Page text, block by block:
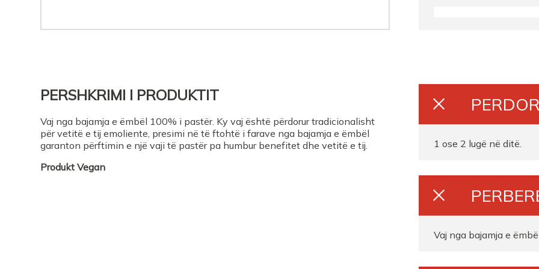
FARMACI Albana
Farmaci Dite Nate 100
Farmaci ORANGE 002
Farmaci SUBRA
Farmaci GJIKNURI
PERSHKRIMI I PRODUKTIT
Vaj nga bajamja e ëmbël 100% i pastër. Ky vaj është përdorur tradicionalisht
për vetitë e tij emoliente, presimi në të ftohtë i farave nga bajamja e ëmbël
garanton përftimin e një vaji të pastër pa humbur benefitet dhe vetitë e tij.
Produkt Vegan
1 ose 2 lugë në ditë.
Vaj nga bajamja e